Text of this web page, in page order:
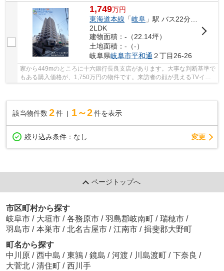
1,749万円
東海道本線 「岐阜 」駅 バス22分 「長良平和通り」 停歩2分
2LDK
建物面積：-（22.14坪）
土地面積：-（-）
岐阜県岐阜市平和通 ２丁目26-26
家から449mのところに十六銀行長良支店があります。大事な判断基準で
もある購入価格が、1,750万円の物件です。来訪者の顔が見えるTVイン
該当物件数 2件 1～2 件を表示
絞り込み条件： なし 変更
ページトップへ
市区町村から探す
岐阜市 / 大垣市 / 各務原市 / 羽島郡岐南町 / 瑞穂市 /
羽島市 / 本巣市 / 北名古屋市 / 江南市 / 揖斐郡大野町
町名から探す
中川原 / 西中島 / 東鶉 / 鏡島 / 河渡 / 川島渡町 / 下奈良 /
大菅北 / 清住町 / 西川手